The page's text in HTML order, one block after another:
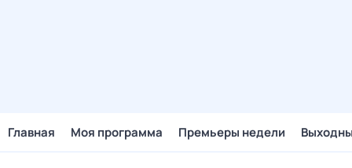
Главная Моя программа Премьеры недели